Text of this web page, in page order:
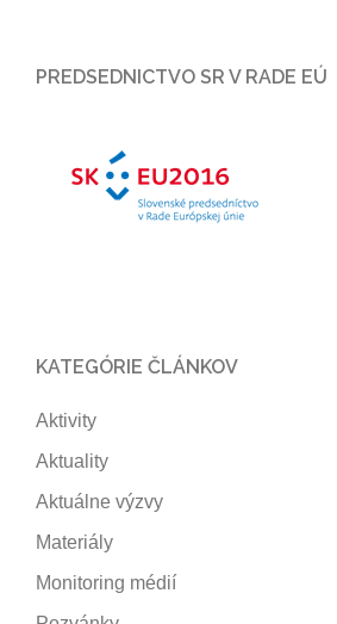
PREDSEDNICTVO SR V RADE EÚ
KATEGÓRIE ČLÁNKOV
Aktivity
Aktuality
Aktuálne výzvy
Materiály
Monitoring médií